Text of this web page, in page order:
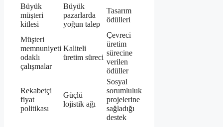
Büyük
müşteri
kitlesi
Büyük
pazarlarda
yoğun talep
Tasarım
ödülleri
Müşteri
memnuniyeti
odaklı
çalışmalar
Kaliteli
üretim süreci
Çevreci
üretim
sürecine
verilen
ödüller
Rekabetçi
fiyat
politikası
Güçlü
lojistik ağı
Sosyal
sorumluluk
projelerine
sağladığı
destek